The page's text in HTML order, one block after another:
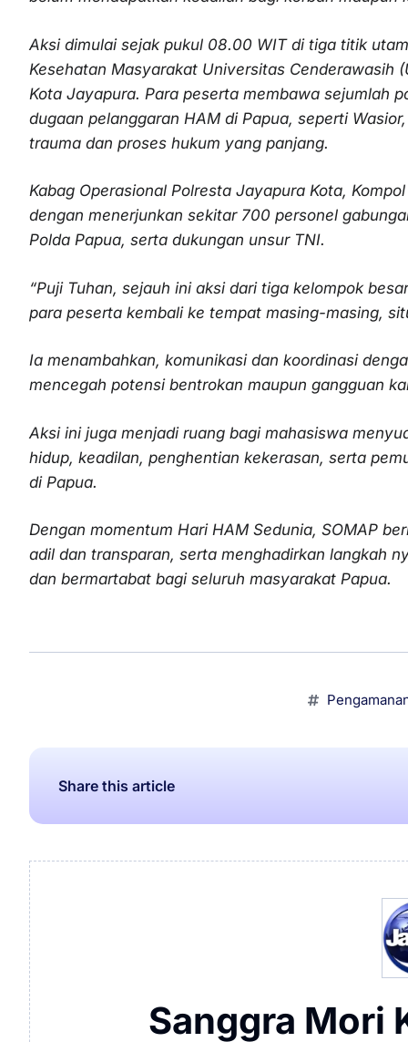
Aksi dimulai sejak pukul 08.00 WIT di tiga titik
Kesehatan Masyarakat Universitas Cenderawasih
Kota Jayapura. Para peserta membawa sejumlah
dugaan pelanggaran HAM di Papua, seperti
trauma dan proses hukum yang panjang.
Kabag Operasional Polresta Jayapura Kota,
dengan menerjunkan sekitar 700 personel
Polda Papua, serta dukungan unsur TNI.
“Puji Tuhan, sejauh ini aksi dari tiga kelompok
para peserta kembali ke tempat masing-masing,
Ia menambahkan, komunikasi dan koordinasi
mencegah potensi bentrokan maupun gangguan
Aksi ini juga menjadi ruang bagi mahasiswa
hidup, keadilan, penghentian kekerasan, serta
di Papua.
Dengan momentum Hari HAM Sedunia, SOMAP
adil dan transparan, serta menghadirkan langkah
dan bermartabat bagi seluruh masyarakat Papua.
Share this article
Sanggra Mori